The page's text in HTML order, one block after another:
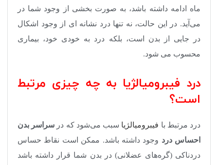
ماه ادامه داشته باشد، به صورت بخشی از وجود شما در
می‌آید. در این حالت، نه تنها درد نشانه ای از وجود اشکال
در جایی از بدن است، بلکه درد به خودی خود، بیماری
محسوب می شود.
درد فیبرومیالژیا به چه چیزی مرتبط
است؟
درد مرتبط با فیبرومیالژیا سبب می‌شود که در سراسر بدن
احساس درد وجود داشته باشد. ممکن است نقاط حساس
دردناکی (گره‌های عضلانی) در بدن شما قرار داشته باشد